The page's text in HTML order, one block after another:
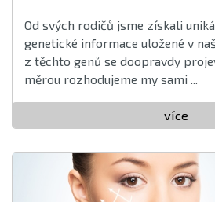
Od svých rodičů jsme získali
genetické informace uložené v
z těchto genů se doopravdy
měrou rozhodujeme my sami ...
více